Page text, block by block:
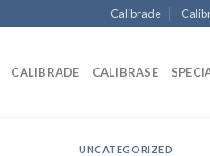
Calibrade
CALIBRADE CALIBRASE
UNCATEGORIZED